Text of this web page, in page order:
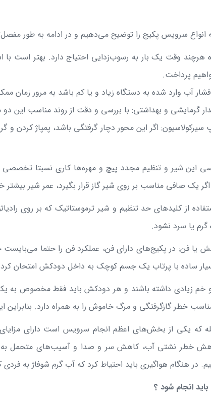
انواع سرویس پکیج را توضیح می‌دهیم و در ادامه به طور
هرچند وقت یک بار به رسوب‌زدایی احتیاج دارد. بهتر است
پرداخت.
سیرکولاسیون: اگر این محور دچار گرفتگی باشد، پمپاژ
این شیر و تنظیم مجدد پیچ و مهره‌ها کاری نسبتا
یک صافی مناسب بر روی شیر گاز قرار بگیرد، عمر شیر بیشتر
از کلیدهای حد تنظیم و شیر ترموستاتیک که بر روی
گرم یا سرد نشود.
یا فن: در پکیج‌های دارای فن، عملکرد فن را حتما
ساده با پرتاب یک جسم کوچک به داخل دودکش امتحان
خم زیادی داشته باشند و هر دودکش باید فقط مخصوص به
خطر گازگرفتگی و مرگ خاموش را به همراه دارد. بنابراین
که یکی از بخش‌های اعظم انجام سرویس است دارای
خطر نشتی آب، کاهش سر و صدا و آسیب‌های متحمل به
دهیم. در هنگام هواگیری باید احتیاط کرد که آب گرم شوفاژ
انجام شود ؟